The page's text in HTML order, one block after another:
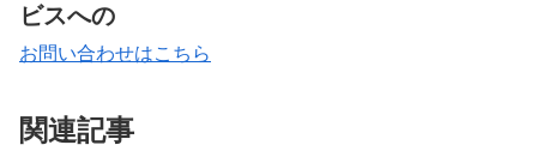
ビスへの
お問い合わせはこちら
関連記事